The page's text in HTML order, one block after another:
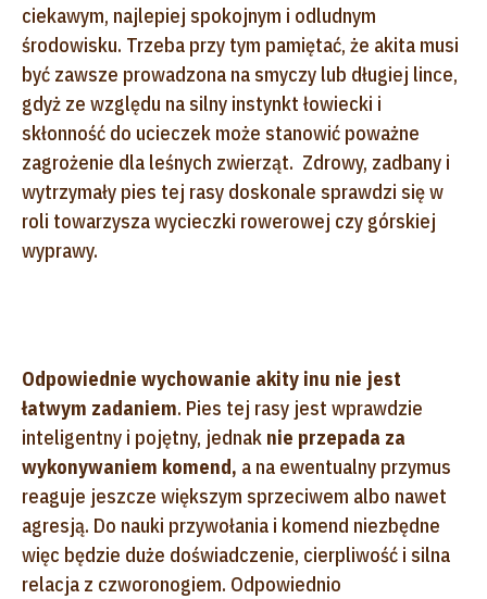
ciekawym, najlepiej spokojnym i odludnym
środowisku. Trzeba przy tym pamiętać, że akita musi
być zawsze prowadzona na smyczy lub długiej lince,
gdyż ze względu na silny instynkt łowiecki i
skłonność do ucieczek może stanowić poważne
zagrożenie dla leśnych zwierząt. Zdrowy, zadbany i
wytrzymały pies tej rasy doskonale sprawdzi się w
roli towarzysza wycieczki rowerowej czy górskiej
wyprawy.
Odpowiednie wychowanie akity inu nie jest
łatwym zadaniem. Pies tej rasy jest wprawdzie
inteligentny i pojętny, jednak nie przepada za
wykonywaniem komend, a na ewentualny przymus
reaguje jeszcze większym sprzeciwem albo nawet
agresją. Do nauki przywołania i komend niezbędne
więc będzie duże doświadczenie, cierpliwość i silna
relacja z czworonogiem. Odpowiednio